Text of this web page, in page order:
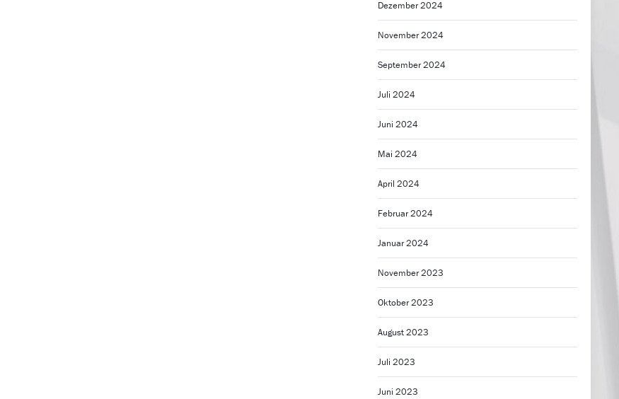
Dezember 2024
November 2024
September 2024
Juli 2024
Juni 2024
Mai 2024
April 2024
Februar 2024
Januar 2024
November 2023
Oktober 2023
August 2023
Juli 2023
Juni 2023